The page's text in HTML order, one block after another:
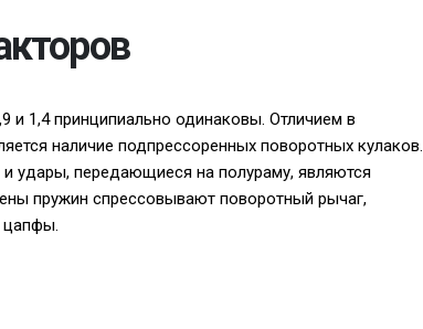
и 1,4 принципиально одинаковы. Отличием в
наличие подпрессоренных поворотных кулаков.
удары, передающиеся на полураму, являются
пружин спрессовывают поворотный рычаг,
цапфы.